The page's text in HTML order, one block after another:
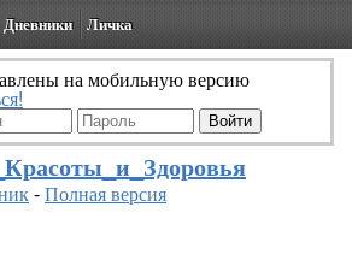
Дневники Личка
на мобильную версию
-Полная версия